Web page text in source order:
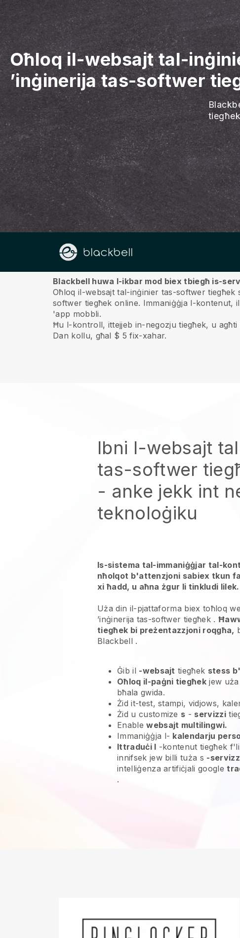
Oħloq il-websajt tal-
’inġinerija tas-softwer
Fuqna
Blackbell huwa l-ikbar mod biex tbiegħ is-
Oħloq il-websajt tal-inġinier tas-softwer
softwer tiegħek online. Immaniġġja l-kontenut,
'app mobbli.
Ħu l-kontroll, ittejjeb in-negozju tiegħek, u
Dan kollu, għal $ 5 fix-xahar.
Ibni l-websajt
tas-softwer
- anke jekk int
teknoloġiku
Is-sistema tal-immaniġġjar tal-
nħolqot b'attenzjoni sabiex tkun
xi ħadd, u aħna żgur li tinkludi lilek.
Uża din il-pjattaforma biex toħloq
’inġinerija tas-softwer tiegħek.
tiegħek bi preżentazzjoni roqgħa,
Blackbell .
Ġib il -websajt tiegħek stess
Oħloq il-paġni tiegħek jew
bħala gwida.
Żid it-test, stampi, vidjows,
Żid u customize s - servizzi
Enablewebsajt multilingwi.
Immaniġġja l- kalendarju
Ittraduċi l -kontenut tiegħek
innifsek jew billi tuża s -servizz
intelliġenza artifiċjali google
.